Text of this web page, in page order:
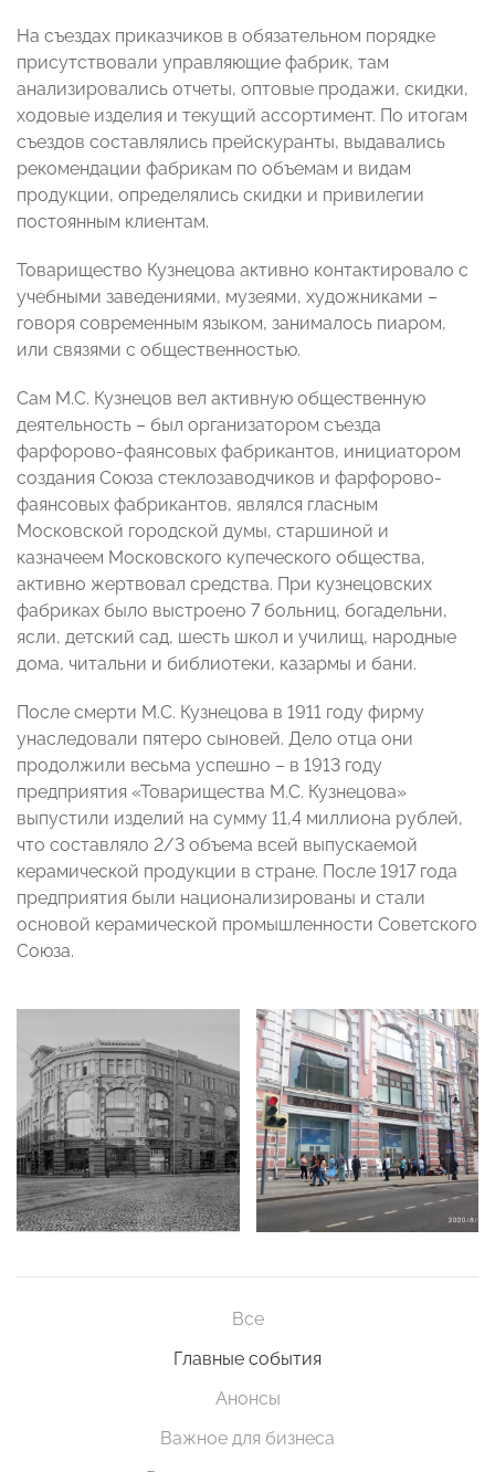
На съездах приказчиков в обязательном порядке
присутствовали управляющие фабрик, там
анализировались отчеты, оптовые продажи, скидки,
ходовые изделия и текущий ассортимент. По итогам
съездов составлялись прейскуранты, выдавались
рекомендации фабрикам по объемам и видам
продукции, определялись скидки и привилегии
постоянным клиентам.
Товарищество Кузнецова активно контактировало с
учебными заведениями, музеями, художниками –
говоря современным языком, занималось пиаром,
или связями с общественностью.
Сам М.С. Кузнецов вел активную общественную
деятельность – был организатором съезда
фарфорово-фаянсовых фабрикантов, инициатором
создания Союза стеклозаводчиков и фарфорово-
фаянсовых фабрикантов, являлся гласным
Московской городской думы, старшиной и
казначеем Московского купеческого общества,
активно жертвовал средства. При кузнецовских
фабриках было выстроено 7 больниц, богадельни,
ясли, детский сад, шесть школ и училищ, народные
дома, читальни и библиотеки, казармы и бани.
После смерти М.С. Кузнецова в 1911 году фирму
унаследовали пятеро сыновей. Дело отца они
продолжили весьма успешно – в 1913 году
предприятия «Товарищества М.С. Кузнецова»
выпустили изделий на сумму 11,4 миллиона рублей,
что составляло 2/3 объема всей выпускаемой
керамической продукции в стране. После 1917 года
предприятия были национализированы и стали
основой керамической промышленности Советского
Союза.
Все
Главные события
Анонсы
Важное для бизнеса